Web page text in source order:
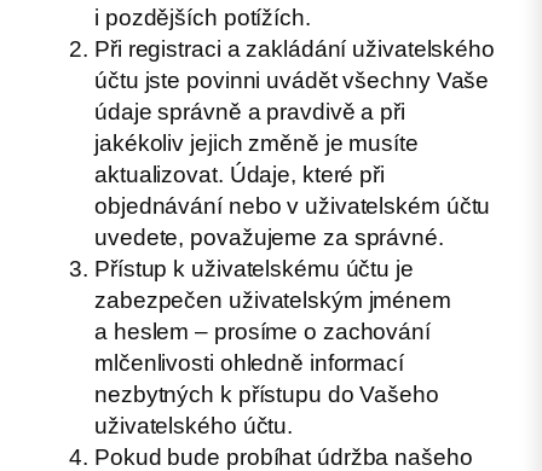
i pozdějších potížích.
Při registraci a zakládání uživatelského
účtu jste povinni uvádět všechny Vaše
údaje správně a pravdivě a při
jakékoliv jejich změně je musíte
aktualizovat. Údaje, které při
objednávání nebo v uživatelském účtu
uvedete, považujeme za správné.
Přístup k uživatelskému účtu je
zabezpečen uživatelským jménem
a heslem – prosíme o zachování
mlčenlivosti ohledně informací
nezbytných k přístupu do Vašeho
uživatelského účtu.
Pokud bude probíhat údržba našeho